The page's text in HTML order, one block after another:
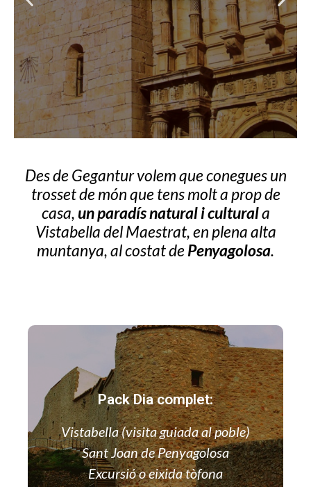
Des de Gegantur volem que conegues un
trosset de món que tens molt a prop de
casa, un paradís natural i culturala
Vistabella del Maestrat, en plena alta
muntanya, al costat de Penyagolosa.
Pack Dia complet:
Vistabella (visita guiada al poble)
Sant Joan de Penyagolosa
Excursió o eixida tòfona